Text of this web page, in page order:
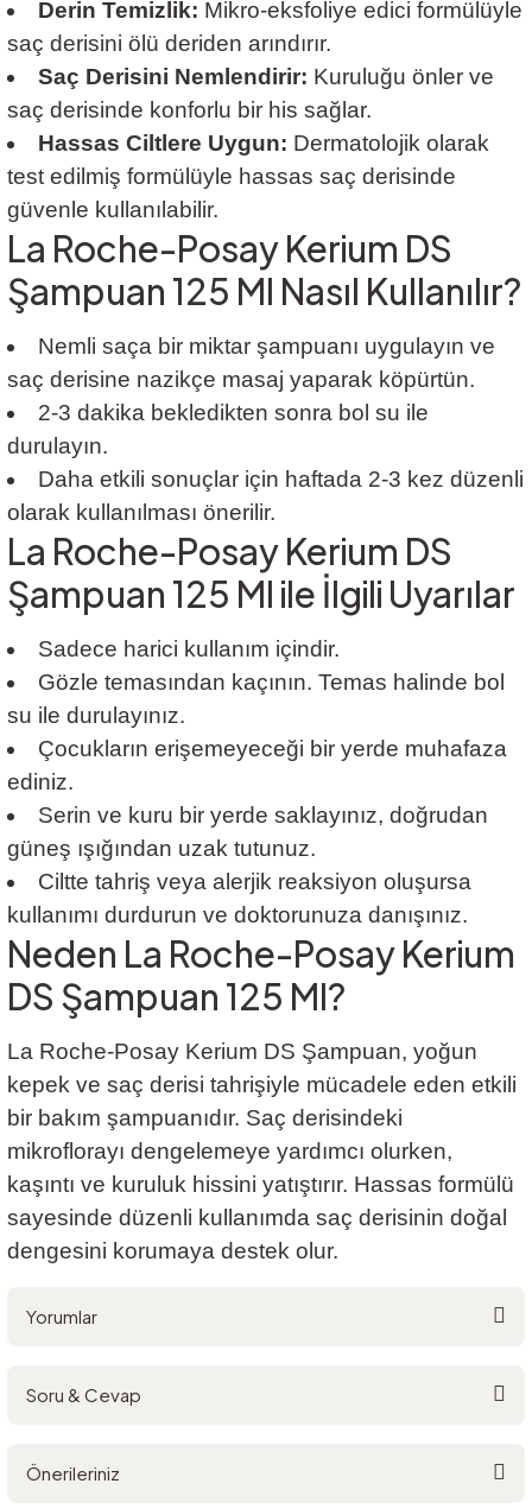
Derin Temizlik: Mikro-eksfoliye edici formülüyle
saç derisini ölü deriden arındırır.
Saç Derisini Nemlendirir: Kuruluğu önler ve
saç derisinde konforlu bir his sağlar.
Hassas Ciltlere Uygun: Dermatolojik olarak
test edilmiş formülüyle hassas saç derisinde
güvenle kullanılabilir.
La Roche-Posay Kerium DS
Şampuan 125 Ml Nasıl Kullanılır?
Nemli saça bir miktar şampuanı uygulayın ve
saç derisine nazikçe masaj yaparak köpürtün.
2-3 dakika bekledikten sonra bol su ile
durulayın.
Daha etkili sonuçlar için haftada 2-3 kez düzenli
olarak kullanılması önerilir.
La Roche-Posay Kerium DS
Şampuan 125 Ml ile İlgili Uyarılar
Sadece harici kullanım içindir.
Gözle temasından kaçının. Temas halinde bol
su ile durulayınız.
Çocukların erişemeyeceği bir yerde muhafaza
ediniz.
Serin ve kuru bir yerde saklayınız, doğrudan
güneş ışığından uzak tutunuz.
Ciltte tahriş veya alerjik reaksiyon oluşursa
kullanımı durdurun ve doktorunuza danışınız.
Neden La Roche-Posay Kerium
DS Şampuan 125 Ml?
La Roche-Posay Kerium DS Şampuan, yoğun
kepek ve saç derisi tahrişiyle mücadele eden etkili
bir bakım şampuanıdır. Saç derisindeki
mikroflorayı dengelemeye yardımcı olurken,
kaşıntı ve kuruluk hissini yatıştırır. Hassas formülü
sayesinde düzenli kullanımda saç derisinin doğal
dengesini korumaya destek olur.
Yorumlar
Soru & Cevap
Önerileriniz